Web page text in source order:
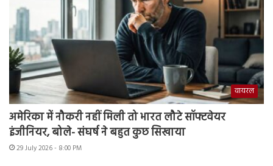
वायरल
अमेरिका में नौकरी नहीं मिली तो भारत लौटे सॉफ्टवेयर
इंजीनियर, बोले- संघर्ष ने बहुत कुछ सिखाया
29 July 2026 - 8:00 PM